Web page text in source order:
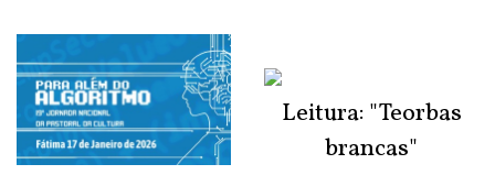
Leitura: "Teorbas
brancas"